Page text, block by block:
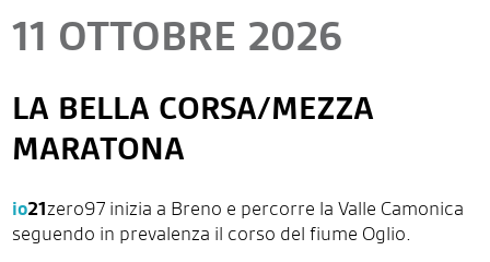
11 OTTOBRE 2026
LA BELLA CORSA/MEZZA
MARATONA
io21zero97 inizia a Breno e percorre la Valle Camonica
seguendo in prevalenza il corso del fiume Oglio.